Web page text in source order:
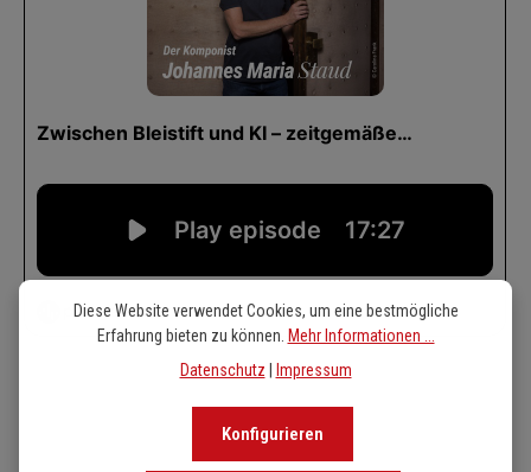
Diese Website verwendet Cookies, um eine bestmögliche
Erfahrung bieten zu können. Mehr Informationen ...
Datenschutz
Impressum
Konfigurieren